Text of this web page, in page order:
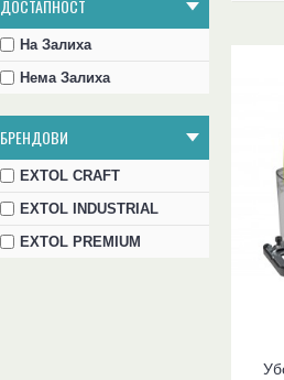
ДОСТАПНОСТ
На Залиха
Нема Залиха
БРЕНДОВИ
EXTOL CRAFT
EXTOL INDUSTRIAL
EXTOL PREMIUM